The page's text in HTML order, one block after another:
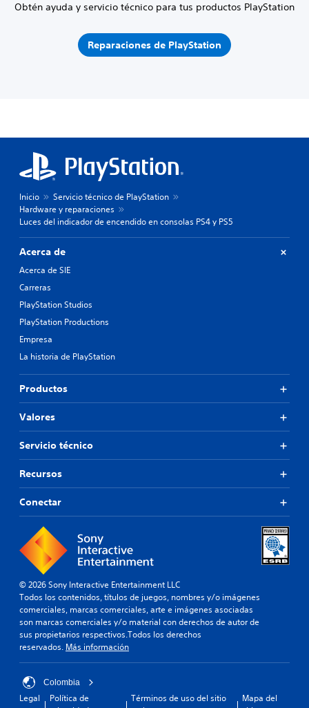
Obtén ayuda y servicio técnico para tus productos PlayStation
Reparaciones de PlayStation
Inicio
Servicio técnico de PlayStation
Hardware y reparaciones
Luces del indicador de encendido en consolas PS4 y PS5
Acerca de
Acerca de SIE
Carreras
PlayStation Studios
PlayStation Productions
Empresa
La historia de PlayStation
Productos
Valores
Servicio técnico
Recursos
Conectar
© 2026 Sony Interactive Entertainment LLC
Todos los contenidos, títulos de juegos, nombres y/o imágenes
comerciales, marcas comerciales, arte e imágenes asociadas
son marcas comerciales y/o material con derechos de autor de
sus propietarios respectivos.Todos los derechos
reservados. Más información
Colombia
Legal
Política de
Términos de uso del sitio
Mapa del